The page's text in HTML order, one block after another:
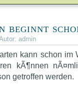
beginnt
admin
kann schon im
kÃ¶nnen
getroffen werden.